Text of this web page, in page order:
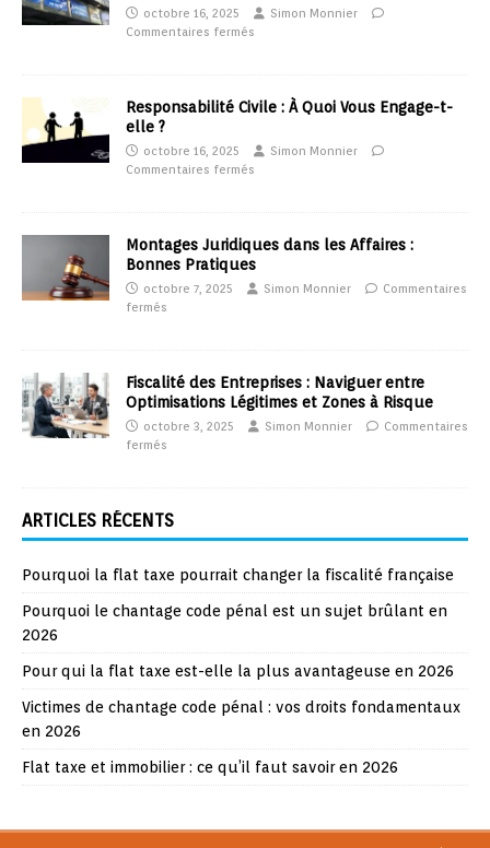
octobre 16, 2025
Simon Monnier
Commentaires fermés
Responsabilité Civile : À Quoi Vous Engage-t-
elle ?
octobre 16, 2025
Simon Monnier
Commentaires fermés
Montages Juridiques dans les Affaires :
Bonnes Pratiques
octobre 7, 2025 Simon Monnier
Commentaires
fermés
Fiscalité des Entreprises : Naviguer entre
Optimisations Légitimes et Zones à Risque
octobre 3, 2025 Simon Monnier
Commentaires
fermés
ARTICLES RÉCENTS
Pourquoi la flat taxe pourrait changer la fiscalité française
Pourquoi le chantage code pénal est un sujet brûlant en
2026
Pour qui la flat taxe est-elle la plus avantageuse en 2026
Victimes de chantage code pénal : vos droits fondamentaux
en 2026
Flat taxe et immobilier : ce qu’il faut savoir en 2026